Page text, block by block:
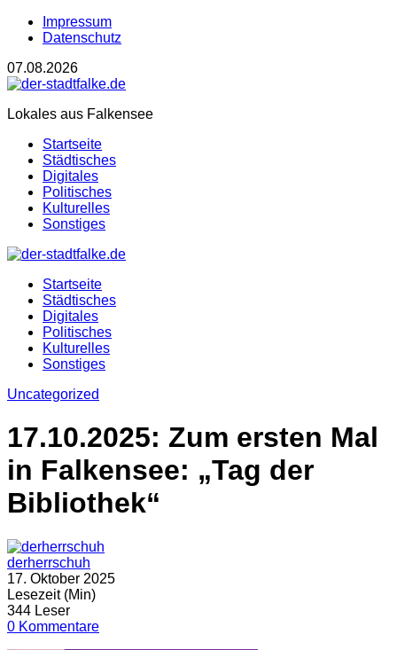
Impressum
Datenschutz
07.08.2026
Lokales aus Falkensee
Startseite
Städtisches
Digitales
Politisches
Kulturelles
Sonstiges
Startseite
Städtisches
Digitales
Politisches
Kulturelles
Sonstiges
Uncategorized
17.10.2025: Zum ersten Mal
in Falkensee: „Tag der
Bibliothek“
derherrschuh
17. Oktober 2025
Lesezeit (Min)
344 Leser
0 Kommentare